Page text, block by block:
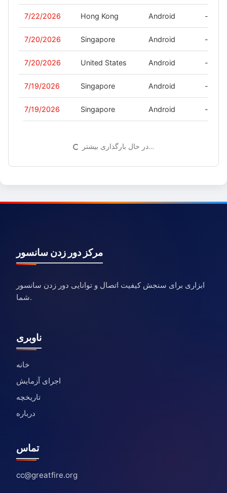
7/22/2026 Hong Kong Android -
7/20/2026 Singapore Android -
7/20/2026 United States Android -
7/19/2026 Singapore Android -
7/19/2026 Singapore Android -
در حال بارگذاری بیشتر…
مرکز دور زدن سانسور
ابزاری برای سنجش کیفیت اتصال و توانایی دور زدن سانسور
شما.
ناوبری
خانه
اجرای آزمایش
تاریخچه
درباره
تماس
cc@greatfire.org